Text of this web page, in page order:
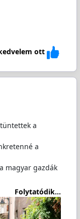
ott
a
a
magyar gazdák
Folytatódik...